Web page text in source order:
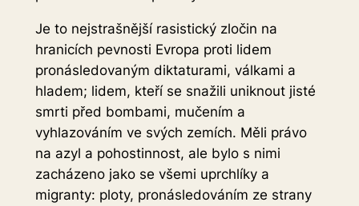
Je to nejstrašnější rasistický zločin na
hranicích pevnosti Evropa proti lidem
pronásledovaným diktaturami, válkami a
hladem; lidem, kteří se snažili uniknout jisté
smrti před bombami, mučením a
vyhlazováním ve svých zemích. Měli právo
na azyl a pohostinnost, ale bylo s nimi
zacházeno jako se všemi uprchlíky a
migranty: ploty, pronásledováním ze strany